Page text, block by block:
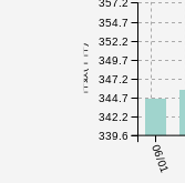
06/01
件数(千件)
339.6
342.2
344.7
347.2
349.7
352.2
354.7